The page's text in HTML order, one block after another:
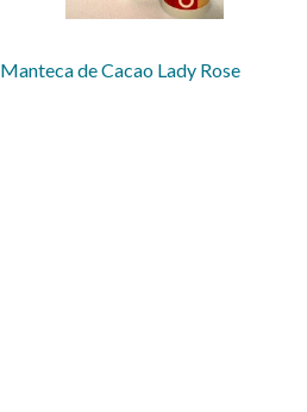
Manteca de Cacao Lady Rose